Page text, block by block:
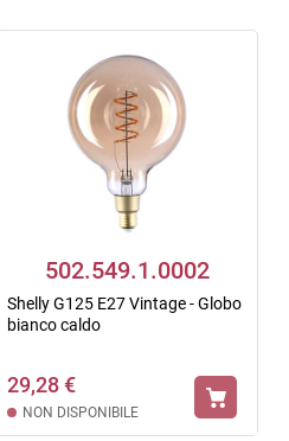
502.549.1.0002
Shelly G125 E27 Vintage - Globo
bianco caldo
29,28 €
NON DISPONIBILE